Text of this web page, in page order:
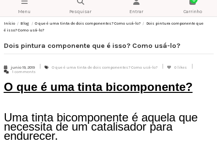
Menu Pesquisar Entrar Carrinho
Início Blog O que é uma tinta de dois componentes? Como usá-lo?
Dois pintura componente que
é isso? Como usá-lo?
Dois pintura componente que é isso? Como usá-lo?
junio 19, 2019 O que é uma tinta de dois componentes? Como usá-lo? 0 likes
1 comments
O que é uma tinta bicomponente?
Uma tinta bicomponente é aquela que
necessita de um catalisador para
endurecer.